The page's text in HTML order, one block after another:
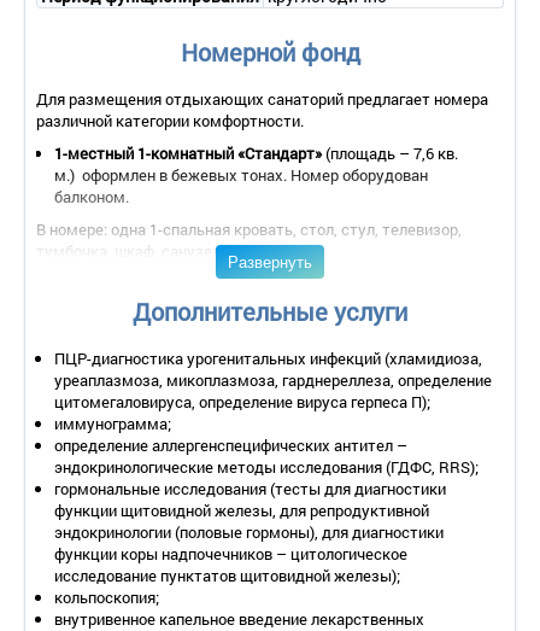
Номерной фонд
Для размещения отдыхающих санаторий предлагает номера
различной категории комфортности.
1-местный 1-комнатный «Стандарт»(площадь – 7,6 кв.
м.) оформлен в бежевых тонах. Номер оборудован
балконом.
В номере: одна 1-спальная кровать, стол, стул, телевизор,
тумбочка, шкаф, санузел с душем;
2-местный 1-комнатный «Стандарт»(площадь – 13,6 кв.
м.) оформлен в светлых тонах. Номер оборудован балконом.
тумбочка, шкаф, холодильник, санузел с душем;
1-местный 1-комнатный номер 1 категории(площадь – 7,6
кв. м.) выдержан в бежевой гамме, есть балкон.
В номере: одна 1-спальная кровать, стол, стул, телевизор,
тумбочка, шкаф, холодильник, санузел с душем;
2-местный 2-комнатный номер (площадь – 27,4 кв. м.)
выполнен в пастельной гамме, есть выход на балкон.
Номер состоит из гостиной и спальни.
В номере: две 1-спальные кровати, прикроватные тумбочки в
спальне, стенка, диван и кресла в гостиной, журнальный
Развернуть
Дополнительные услуги
ПЦР-диагностика урогенитальных инфекций (хламидиоза,
уреаплазмоза, микоплазмоза, гарднереллеза, определение
цитомегаловируса, определение вируса герпеса П);
иммунограмма;
определение аллергенспецифических антител –
эндокринологические методы исследования (ГДФС, RRS);
гормональные исследования (тесты для диагностики
функции щитовидной железы, для репродуктивной
эндокринологии (половые гормоны), для диагностики
функции коры надпочечников – цитологическое
исследование пунктатов щитовидной железы);
кольпоскопия;
внутривенное капельное введение лекарственных